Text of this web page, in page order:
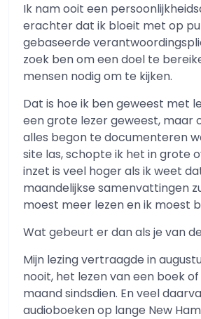
Ik nam ooit een
erachter dat ik bloeit met op
gebaseerde
zoek ben om een ​​doel te
mensen nodig om te kijken.
Dat is hoe ik ben geweest met
een grote lezer geweest, maar
alles begon te documenteren
site las, schopte ik het in grote
inzet is veel hoger als ik weet
maandelijkse samenvattingen
moest meer lezen en ik moest
Wat gebeurt er dan als je van
Mijn lezing vertraagde in
nooit, het lezen van een boek
maand sindsdien. En veel
audioboeken op lange New